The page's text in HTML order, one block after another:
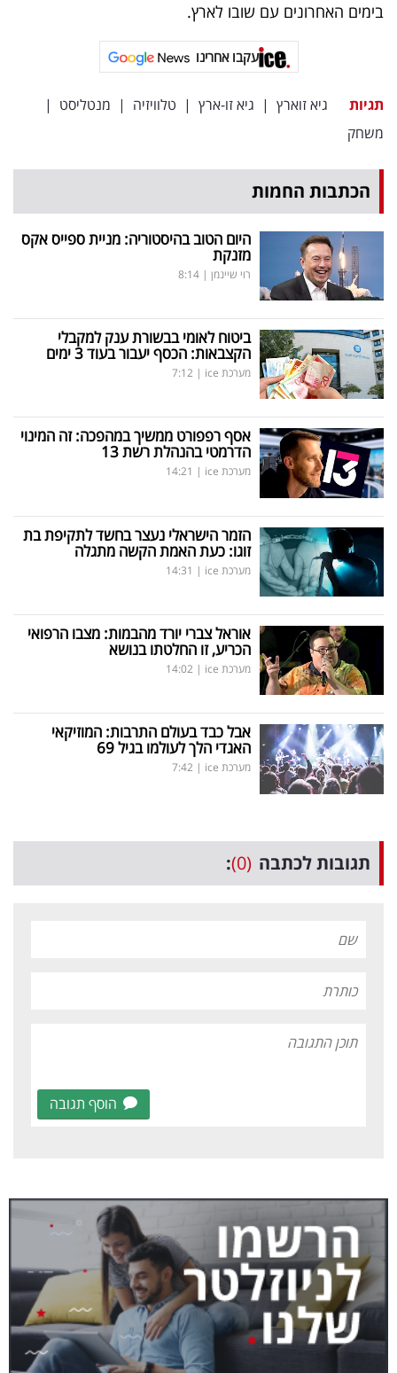
פרסמו
אחרינו:
בימים האחרונים עם שובו לארץ.
עקבו אחרינו
תגיות גיא זוארץ | גיא זו-ארץ | טלוויזיה | מנטליסט |
משחק
הכתבות החמות
היום הטוב בהיסטוריה: מניית ספייס אקס
מזנקת
רוי שיינמן |
8:14
ביטוח לאומי בבשורת ענק למקבלי
הקצבאות: הכסף יעבור בעוד 3 ימים
מערכת ice |
7:12
אסף רפפורט ממשיך במהפכה: זה המינוי
הדרמטי בהנהלת רשת 13
מערכת ice |
14:21
הזמר הישראלי נעצר בחשד לתקיפת בת
זוגו: כעת האמת הקשה מתגלה
מערכת ice |
14:31
אוראל צברי יורד מהבמות: מצבו הרפואי
הכריע, זו החלטתו בנושא
מערכת ice |
14:02
אבל כבד בעולם התרבות: המוזיקאי
האגדי הלך לעולמו בגיל 69
מערכת ice |
7:42
תגובות לכתבה (0)
:
הוסף תגובה